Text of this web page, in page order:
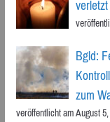
verletzt
Bgld:
zum
veröffentlicht am August